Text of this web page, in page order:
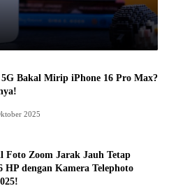
5G Bakal Mirip iPhone 16 Pro Max?
2025
Foto Zoom Jarak Jauh Tetap
HP dengan Kamera Telephoto